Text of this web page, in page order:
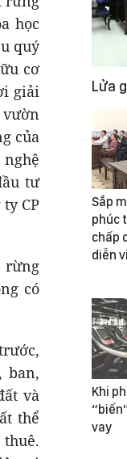
học
quý
cơ
giải
vườn
của
tư
CP
rừng
có
ban,
và
thể
Lửa
Sắp
phúc
chấp
diễn
Khi
vay